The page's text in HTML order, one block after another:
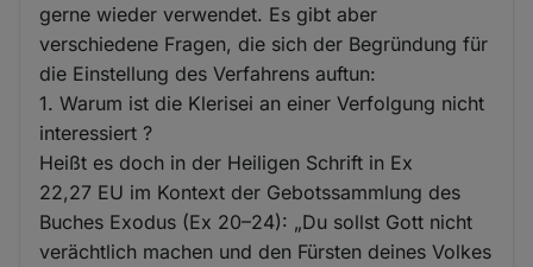
gerne wieder verwendet. Es gibt aber
verschiedene Fragen, die sich der Begründung für
die Einstellung des Verfahrens auftun:
1. Warum ist die Klerisei an einer Verfolgung nicht
interessiert ?
Heißt es doch in der Heiligen Schrift in Ex
22,27 EU im Kontext der Gebotssammlung des
Buches Exodus (Ex 20–24): „Du sollst Gott nicht
verächtlich machen und den Fürsten deines Volkes